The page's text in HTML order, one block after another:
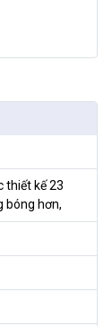
thiết kế 23
bóng hơn,